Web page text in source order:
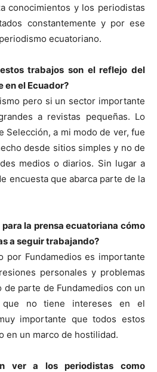
conocimientos y los periodistas
constantemente y por ese
ecuatoriano.
trabajos son el reflejo del
en el Ecuador?
pero si un sector importante
a revistas pequeñas. Lo
Selección, a mi modo de ver, fue
desde sitios simples y no de
medios o diarios. Sin lugar a
encuesta que abarca parte de la
la prensa ecuatoriana cómo
a seguir trabajando?
por Fundamedios es importante
personales y problemas
parte de Fundamedios con un
que no tiene intereses en el
importante que todos estos
en un marco de hostilidad.
ver a los periodistas como